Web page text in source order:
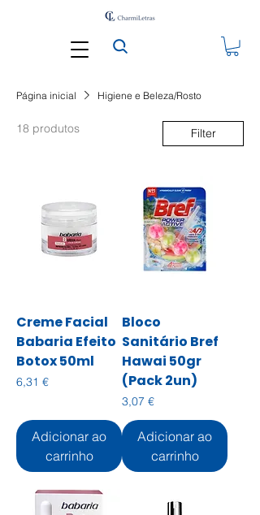
Página inicial Higiene e Beleza/Rosto
18 produtos Filter
Creme Facial
Babaria Efeito
Botox 50ml
Preço
6,31 €
Adicionar ao
carrinho
Bloco
Sanitário Bref
Hawai 50gr
(Pack 2un)
Preço
3,07 €
Adicionar ao
carrinho